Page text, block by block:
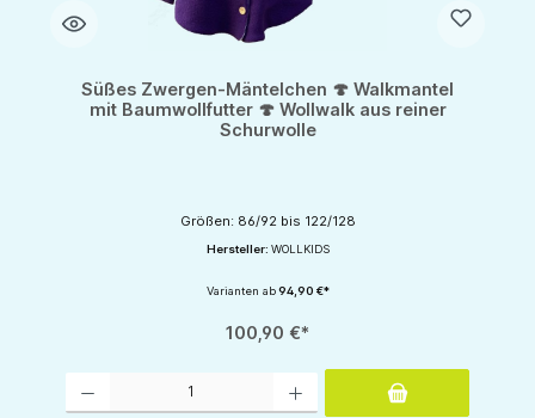
Süßes Zwergen-Mäntelchen 🍄 Walkmantel
mit Baumwollfutter 🍄 Wollwalk aus reiner
Schurwolle
Größen: 86/92 bis 122/128
Hersteller: WOLLKIDS
Varianten ab94,90 €*
100,90 €*